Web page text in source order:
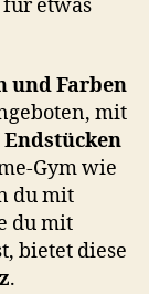
für etwas
und Farben
mit
Endstücken
Gym wie
du mit
du mit
bietet diese
.